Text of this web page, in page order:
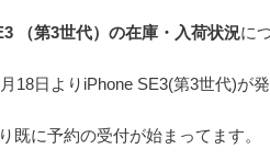
（第3世代）の在庫・入荷状況に
18日よりiPhone SE3(第3世代)が発
既に予約の受付が始まってます。